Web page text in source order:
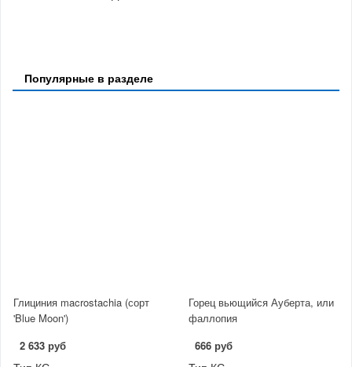
Популярные в разделе
Глициния macrostachia (сорт
'Blue Moon')
2 633 руб
Горец вьющийся Ауберта, или
фаллопия
666 руб